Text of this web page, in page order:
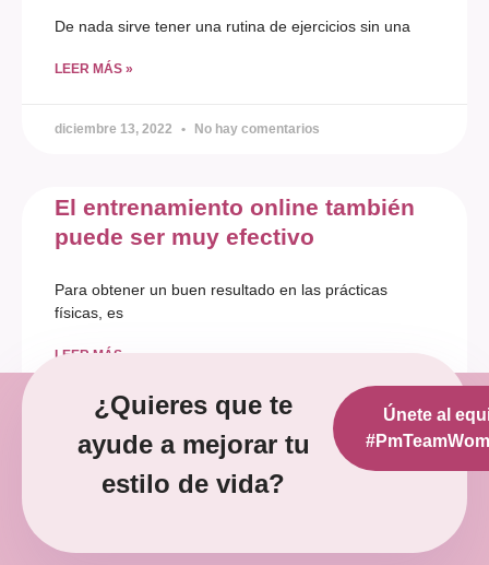
De nada sirve tener una rutina de ejercicios sin una
LEER MÁS »
diciembre 13, 2022 No hay comentarios
El entrenamiento online también
puede ser muy efectivo
Para obtener un buen resultado en las prácticas
físicas, es
LEER MÁS »
diciembre 12, 2022 No hay comentarios
¿Quieres que te
ayude a mejorar tu
estilo de vida?
Únete al